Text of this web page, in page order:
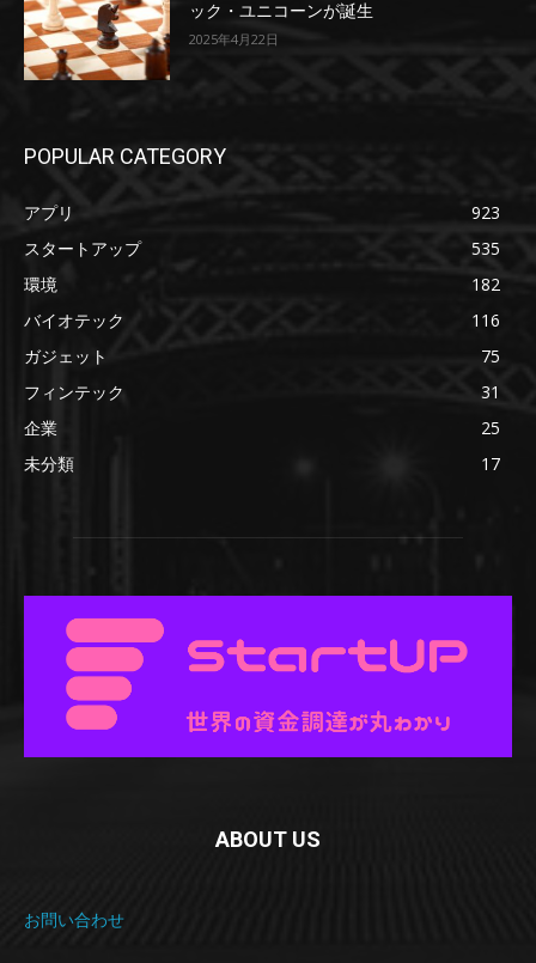
ック・ユニコーンが誕生
2025年4月22日
POPULAR CATEGORY
アプリ
923
スタートアップ
535
環境
182
バイオテック
116
ガジェット
75
フィンテック
31
企業
25
未分類
17
ABOUT US
お問い合わせ